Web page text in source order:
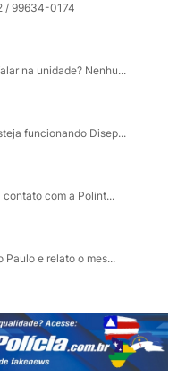
/ 99634-0174
na unidade? Nenhu...
funcionando Disep...
contato com a Polint...
Paulo e relato o mes...